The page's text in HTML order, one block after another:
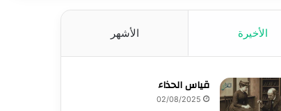
الأخيرة الأشهر
قياس الحذاء
02/08/2025